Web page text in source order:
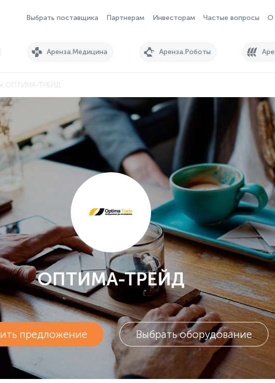
Выбрать поставщика Партнерам Инвесторам Частые вопросы О
Аренза.Медицина Аренза.Роботы
ОПТИМА-ТРЕЙД
ОПТИМА-ТРЕЙД
предложение Выбрать оборудование